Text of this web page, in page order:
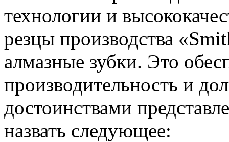
технологии и
резцы производства
алмазные зубки. Это
производительность и
достоинствами
назвать следующее: